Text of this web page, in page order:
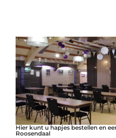
Hier kunt u hapjes bestellen en
Roosendaal